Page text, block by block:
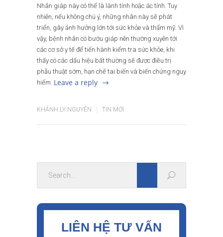
Nhân giáp này có thể là lành tính hoặc ác tính. Tuy
nhiên, nếu không chú ý, những nhân này sẽ phát
triển, gây ảnh hưởng lớn tới sức khỏe và thẩm mỹ. Vì
vậy, bệnh nhân có bướu giáp nên thường xuyên tới
các cơ sở y tế để tiến hành kiểm tra sức khỏe, khi
thấy có các dấu hiệu bất thường sẽ được điều trị
phẫu thuật sớm, hạn chế tai biến và biến chứng nguy
hiểm. Leave a reply
KHÁNH LY NGUYỄN TIN MỚI
LIÊN HỆ TƯ VẤN